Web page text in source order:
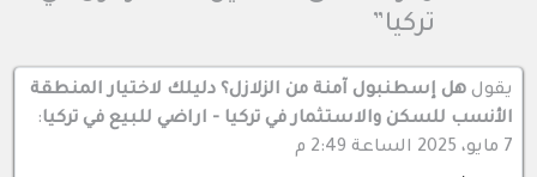
تركيا”
يقول هل إسطنبول آمنة من الزلازل؟ دليلك لاختيار المنطقة
الأنسب للسكن والاستثمار في تركيا - اراضي للبيع في تركيا:
7 مايو، 2025 الساعة 2:49 م